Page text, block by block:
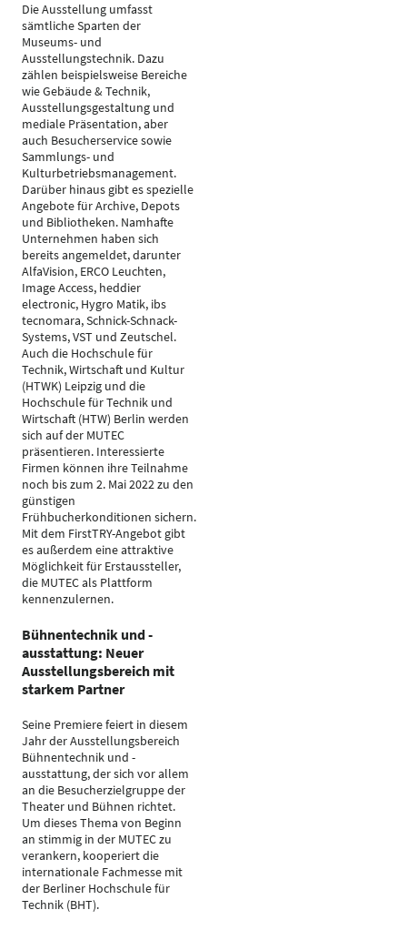
Die Ausstellung umfasst
sämtliche Sparten der
Museums- und
Ausstellungstechnik. Dazu
zählen beispielsweise Bereiche
wie Gebäude & Technik,
Ausstellungsgestaltung und
mediale Präsentation, aber
auch Besucherservice sowie
Sammlungs- und
Kulturbetriebsmanagement.
Darüber hinaus gibt es spezielle
Angebote für Archive, Depots
und Bibliotheken. Namhafte
Unternehmen haben sich
bereits angemeldet, darunter
AlfaVision, ERCO Leuchten,
Image Access, heddier
electronic, Hygro Matik, ibs
tecnomara, Schnick-Schnack-
Systems, VST und Zeutschel.
Auch die Hochschule für
Technik, Wirtschaft und Kultur
(HTWK) Leipzig und die
Hochschule für Technik und
Wirtschaft (HTW) Berlin werden
sich auf der MUTEC
präsentieren. Interessierte
Firmen können ihre Teilnahme
noch bis zum 2. Mai 2022 zu den
günstigen
Frühbucherkonditionen sichern.
Mit dem FirstTRY-Angebot gibt
es außerdem eine attraktive
Möglichkeit für Erstaussteller,
die MUTEC als Plattform
kennenzulernen.
Bühnentechnik und -
ausstattung: Neuer
Ausstellungsbereich mit
starkem Partner
Seine Premiere feiert in diesem
Jahr der Ausstellungsbereich
Bühnentechnik und -
ausstattung, der sich vor allem
an die Besucherzielgruppe der
Theater und Bühnen richtet.
Um dieses Thema von Beginn
an stimmig in der MUTEC zu
verankern, kooperiert die
internationale Fachmesse mit
der Berliner Hochschule für
Technik (BHT).